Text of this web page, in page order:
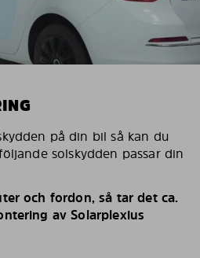
på din bil så kan du
solskydden passar din
och fordon, så tar det ca.
av Solarplexius